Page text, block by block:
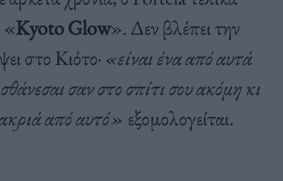
«Kyoto Glow». Δεν βλέπει την
στο Κιότο· «είναι ένα από αυτά
σαν στο σπίτι σου ακόμη κι
από αυτό» εξομολογείται.